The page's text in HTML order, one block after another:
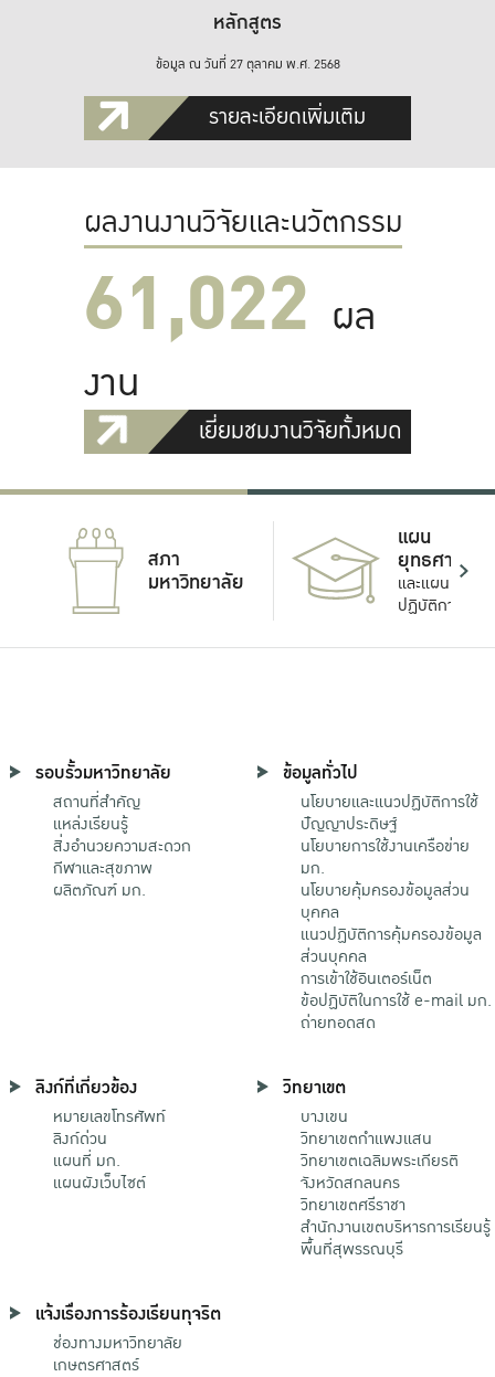
หลักสูตร
ข้อมูล ณ วันที่ 27 ตุลาคม พ.ศ. 2568
รายละเอียดเพิ่มเติม
ผลงานงานวิจัยและนวัตกรรม
61,022 ผล
งาน
เยี่ยมชมงานวิจัยทั้งหมด
สภา
มหาวิทยาลัย
แผน
ยุทธศาสตร์
และแผน
ปฏิบัติการ
รอบรั้วมหาวิทยาลัย
สถานที่สำคัญ
แหล่งเรียนรู้
สิ่งอำนวยความสะดวก
กีฬาและสุขภาพ
ผลิตภัณฑ์ มก.
ข้อมูลทั่วไป
นโยบายและแนวปฏิบัติการใช้
ปัญญาประดิษฐ์
นโยบายการใช้งานเครือข่าย
มก.
นโยบายคุ้มครองข้อมูลส่วน
บุคคล
แนวปฏิบัติการคุ้มครองข้อมูล
ส่วนบุคคล
การเข้าใช้อินเตอร์เน็ต
ข้อปฏิบัติในการใช้ e-mail มก.
ถ่ายทอดสด
ลิงก์ที่เกี่ยวข้อง
หมายเลขโทรศัพท์
ลิงก์ด่วน
แผนที่ มก.
แผนผังเว็บไซต์
วิทยาเขต
บางเขน
วิทยาเขตกําแพงแสน
วิทยาเขตเฉลิมพระเกียรติ
จังหวัดสกลนคร
วิทยาเขตศรีราชา
สำนักงานเขตบริหารการเรียนรู้
พื้นที่สุพรรณบุรี
แจ้งเรื่องการร้องเรียนทุจริต
ช่องทางมหาวิทยาลัย
เกษตรศาสตร์